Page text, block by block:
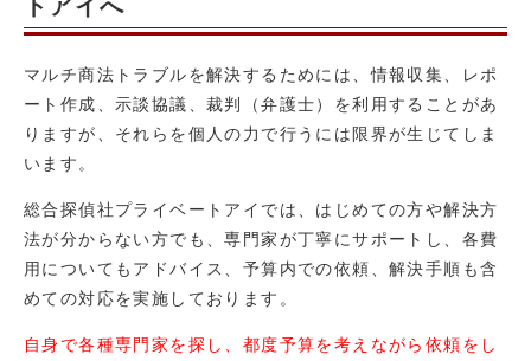
トアイへ
マルチ商法トラブルを解決するためには、情報収集、レポ
ート作成、示談協議、裁判（弁護士）を利用することがあ
りますが、それらを個人の力で行うには限界が生じてしま
います。
総合探偵社プライベートアイでは、はじめての方や解決方
法が分からない方でも、専門家が丁寧にサポートし、各費
用についてもアドバイス、予算内での依頼、解決手順も含
めての対応を実施しております。
自身で各種専門家を探し、都度予算を考えながら依頼をし